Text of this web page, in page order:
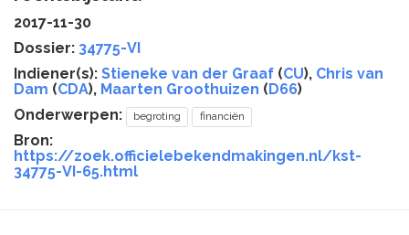
2017-11-30
Dossier: 34775-VI
Indiener(s): Stieneke van der Graaf (CU), Chris van
Dam (CDA), Maarten Groothuizen (D66)
Onderwerpen:
begroting financiën
Bron:
https://zoek.officielebekendmakingen.nl/kst-
34775-VI-65.html